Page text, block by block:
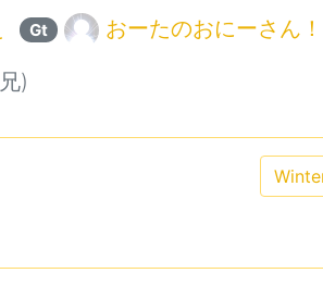
Gt おーたのおにーさん！
)